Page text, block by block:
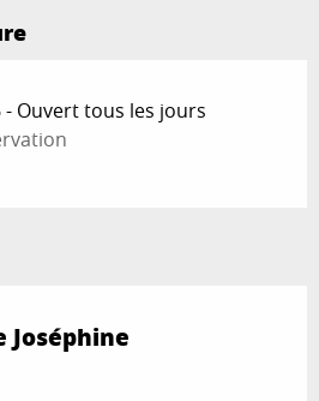
Ouvert tous les jours
Joséphine